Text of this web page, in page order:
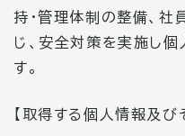
持・管理体制の整備、
じ、安全対策を実施し
す。
【取得する個人情報及び